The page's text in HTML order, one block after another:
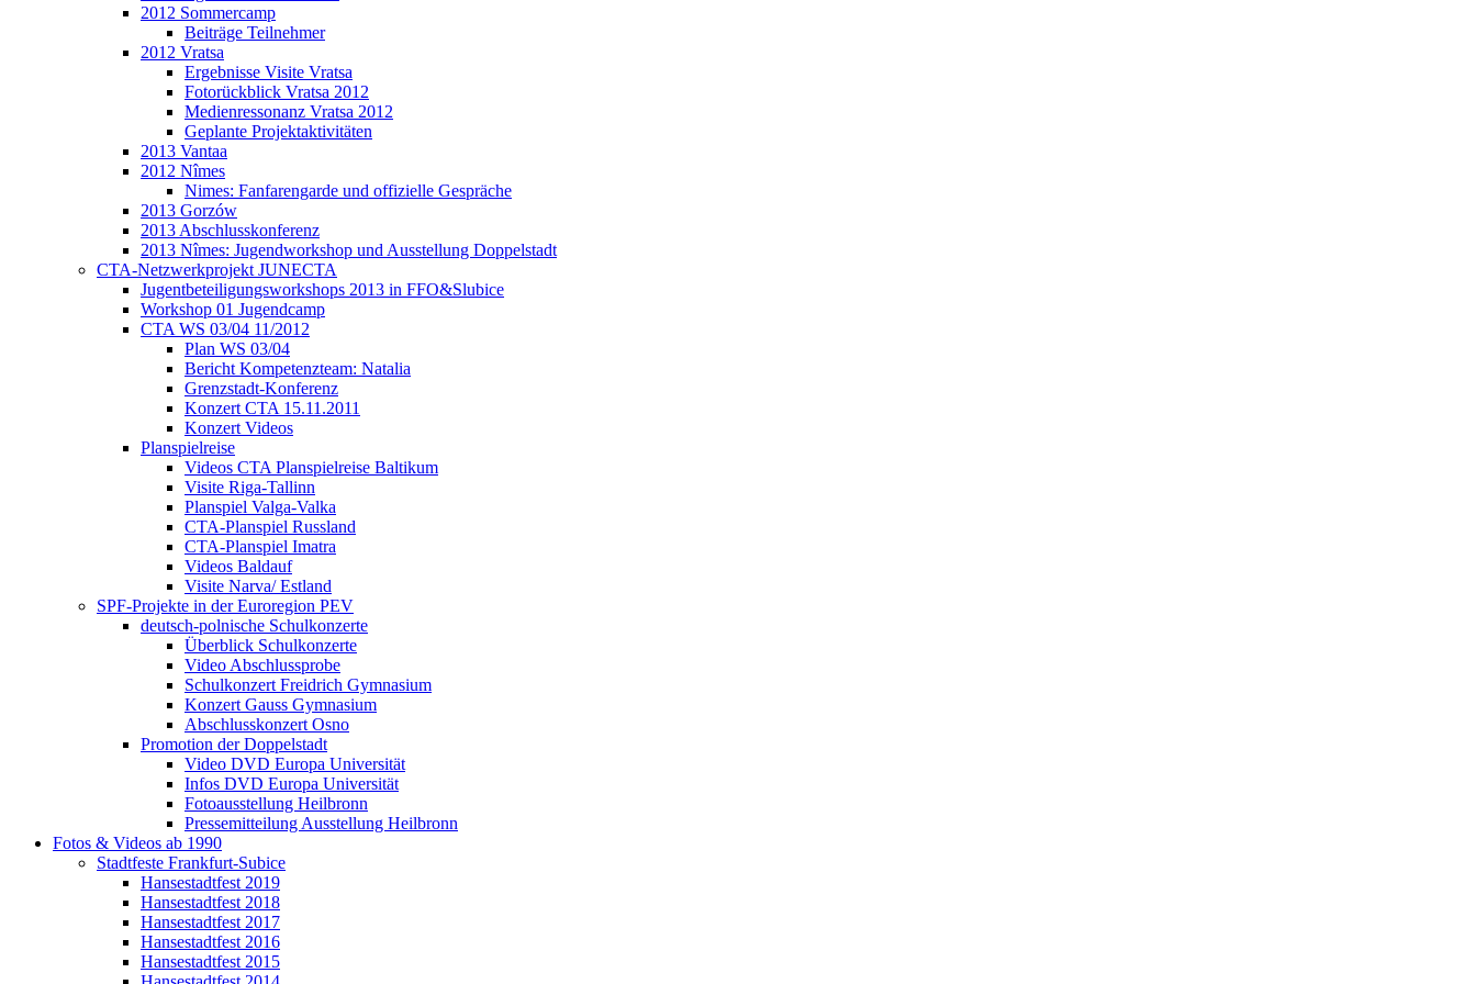
2012 Sommercamp
Beiträge Teilnehmer
2012 Vratsa
Ergebnisse Visite Vratsa
Fotorückblick Vratsa 2012
Medienressonanz Vratsa 2012
Geplante Projektaktivitäten
2013 Vantaa
2012 Nîmes
Nimes: Fanfarengarde und offizielle Gespräche
2013 Gorzów
2013 Abschlusskonferenz
2013 Nîmes: Jugendworkshop und Ausstellung Doppelstadt
CTA-Netzwerkprojekt JUNECTA
Jugentbeteiligungsworkshops 2013 in FFO&Slubice
Workshop 01 Jugendcamp
CTA WS 03/04 11/2012
Plan WS 03/04
Bericht Kompetenzteam: Natalia
Grenzstadt-Konferenz
Konzert CTA 15.11.2011
Konzert Videos
Planspielreise
Videos CTA Planspielreise Baltikum
Visite Riga-Tallinn
Planspiel Valga-Valka
CTA-Planspiel Russland
CTA-Planspiel Imatra
Videos Baldauf
Visite Narva/ Estland
SPF-Projekte in der Euroregion PEV
deutsch-polnische Schulkonzerte
Überblick Schulkonzerte
Video Abschlussprobe
Schulkonzert Freidrich Gymnasium
Konzert Gauss Gymnasium
Abschlusskonzert Osno
Promotion der Doppelstadt
Video DVD Europa Universität
Infos DVD Europa Universität
Fotoausstellung Heilbronn
Pressemitteilung Ausstellung Heilbronn
Fotos & Videos ab 1990
Stadtfeste Frankfurt-Subice
Hansestadtfest 2019
Hansestadtfest 2018
Hansestadtfest 2017
Hansestadtfest 2016
Hansestadtfest 2015